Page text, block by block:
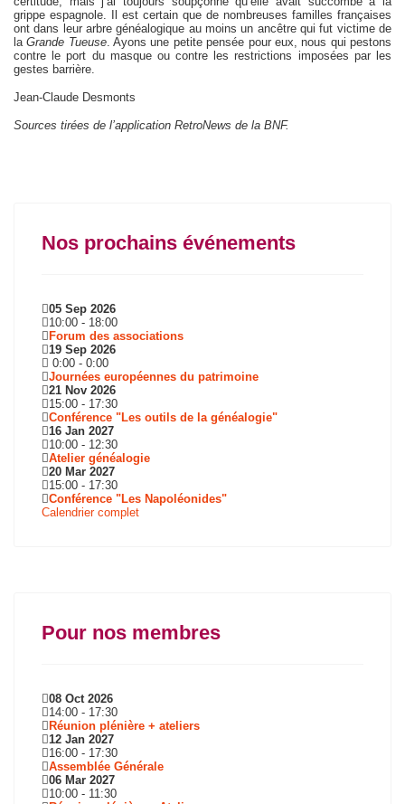
grippe espagnole. Il est certain que de nombreuses familles françaises
ont dans leur arbre généalogique au moins un ancêtre qui fut victime de
laGrande Tueuse. Ayons une petite pensée pour eux, nous qui pestons
contre le port du masque ou contre les restrictions imposées par les
gestes barrière.
Jean-Claude Desmonts
Sources tirées de l’application RetroNews de la BNF.
Nos prochains événements
05 Sep 2026
10:00 - 18:00
Forum des associations
19 Sep 2026
0:00 - 0:00
Journées européennes du patrimoine
21 Nov 2026
15:00 - 17:30
Conférence "Les outils de la généalogie"
16 Jan 2027
10:00 - 12:30
Atelier généalogie
20 Mar 2027
15:00 - 17:30
Conférence "Les Napoléonides"
Calendrier complet
Pour nos membres
08 Oct 2026
14:00 - 17:30
Réunion plénière + ateliers
12 Jan 2027
16:00 - 17:30
Assemblée Générale
06 Mar 2027
10:00 - 11:30